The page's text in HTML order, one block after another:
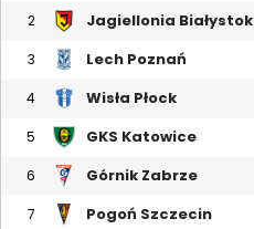
2 Jagiellonia Białystok
3 Lech Poznań
4 Wisła Płock
5 GKS Katowice
6 Górnik Zabrze
7 Pogoń Szczecin